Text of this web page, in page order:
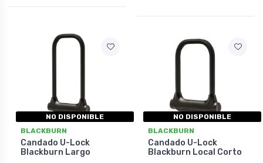
NO DISPONIBLE
BLACKBURN
Candado U-Lock
Blackburn Largo
NO DISPONIBLE
BLACKBURN
Candado U-Lock
Blackburn Local Corto